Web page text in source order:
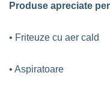
Produse apreciate
• Friteuze cu aer cald
• Aspiratoare